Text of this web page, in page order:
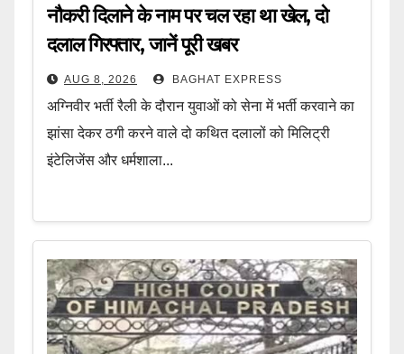
नौकरी दिलाने के नाम पर चल रहा था खेल, दो
दलाल गिरफ्तार, जानें पूरी खबर
AUG 8, 2026 BAGHAT EXPRESS
अग्निवीर भर्ती रैली के दौरान युवाओं को सेना में भर्ती करवाने का
झांसा देकर ठगी करने वाले दो कथित दलालों को मिलिट्री
इंटेलिजेंस और धर्मशाला...